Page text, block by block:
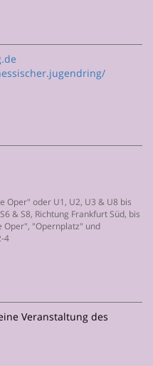
Oper" oder U1, U2, U3 & U8 bis
& S8, Richtung Frankfurt Süd, bis
Oper", "Opernplatz" und
4
Veranstaltung des